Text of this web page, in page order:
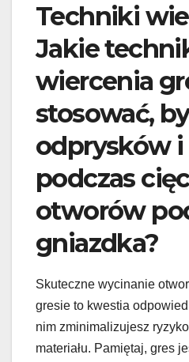
Techniki
Jakie
wiercenia
stosować,
odprysków
podczas
otworów
gniazdka?
Skuteczne wycinanie
gresie to kwestia
nim zminimalizujesz
materiału. Pamiętaj, gres